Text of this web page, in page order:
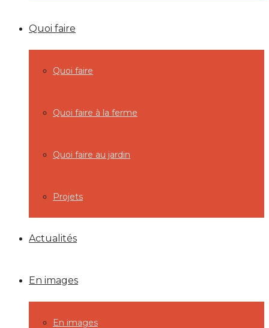
Quoi faire
Quoi faire
Quoi faire à la ferme
Quoi faire au jardin
Projets
Actualités
En images
En images